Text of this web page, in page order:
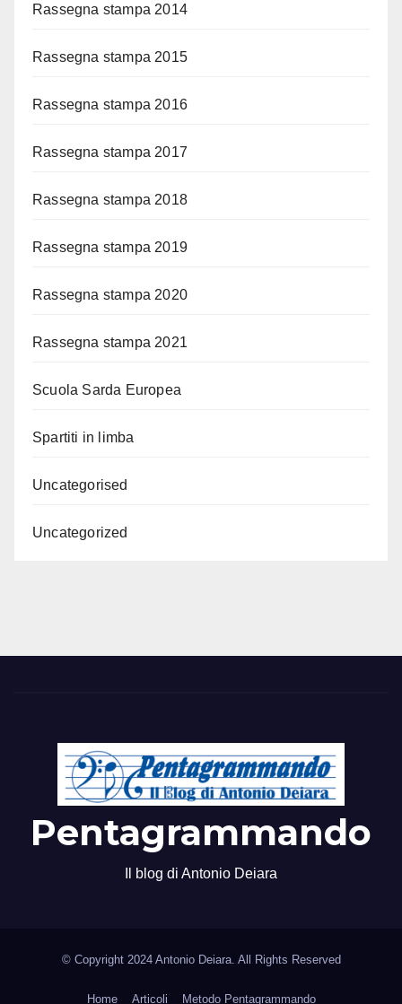
Rassegna stampa 2014
Rassegna stampa 2015
Rassegna stampa 2016
Rassegna stampa 2017
Rassegna stampa 2018
Rassegna stampa 2019
Rassegna stampa 2020
Rassegna stampa 2021
Scuola Sarda Europea
Spartiti in limba
Uncategorised
Uncategorized
Pentagrammando
Il blog di Antonio Deiara
© Copyright 2024 Antonio Deiara. All Rights Reserved
Home Articoli Metodo Pentagrammando